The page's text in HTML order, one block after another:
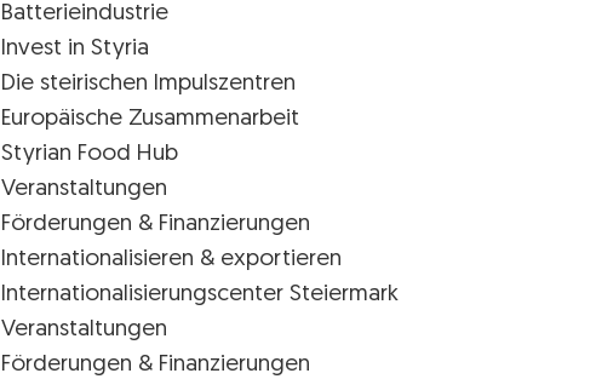
Batterieindustrie
Invest in Styria
Die steirischen Impulszentren
Europäische Zusammenarbeit
Styrian Food Hub
Veranstaltungen
Förderungen & Finanzierungen
Internationalisieren & exportieren
Internationalisierungscenter Steiermark
Veranstaltungen
Förderungen & Finanzierungen